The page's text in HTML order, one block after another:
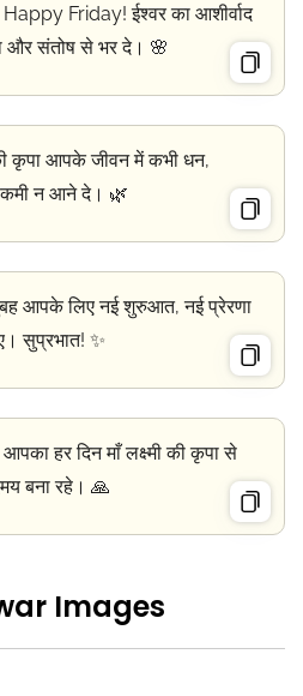
Friday! ईश्वर का आशीर्वाद
संतोष से भर दे। 🌸
कृपा आपके जीवन में कभी धन,
कमी न आने दे। 🌿
आपके लिए नई शुरुआत, नई प्रेरणा
सुप्रभात! ✨
हर दिन माँ लक्ष्मी की कृपा से
बना रहे। 🙏
Images